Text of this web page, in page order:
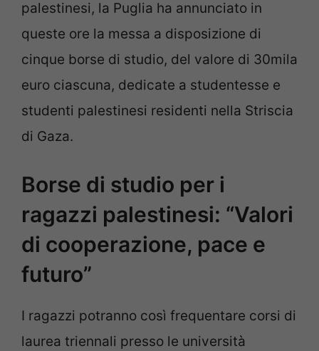
palestinesi, la Puglia ha annunciato in
queste ore la messa a disposizione di
cinque borse di studio, del valore di 30mila
euro ciascuna, dedicate a studentesse e
studenti palestinesi residenti nella Striscia
di Gaza.
Borse di studio per i
ragazzi palestinesi: “Valori
di cooperazione, pace e
futuro”
I ragazzi potranno così frequentare corsi di
laurea triennali presso le università